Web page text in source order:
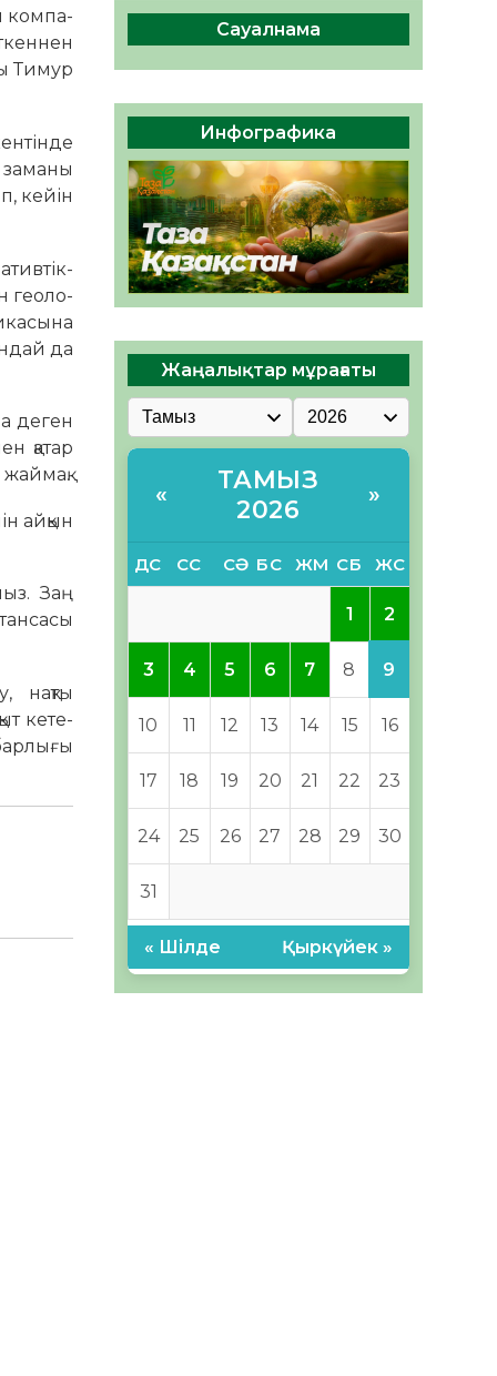
ком­па­
Тимур
заманы
кейін
геоло­
да
деген
қатар
айқын
Заң
нақты
ке­те­
Руслан Рүстемұлы облыс
әкімінің кеңесшісі болып
тағайындалды
05.08.2026
66 0
Сауалнама
Инфографика
Жаңалықтар мұрағаты
«
ТАМЫЗ
2026
»
ДС СС СӘ БС ЖМ СБ ЖС
1 2
3 4 5 6 7 8 9
10 11 12 13 14 15 16
17 18 19 20 21 22 23
24 25 26 27 28 29 30
31
« Шілде Қыркүйек »